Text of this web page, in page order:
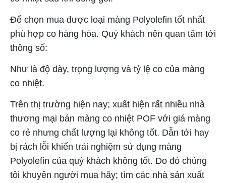
Để chọn mua được loại màng Polyolefin tốt nhất
phù hợp co hàng hóa. Quý khách nên quan tâm tới
thông số:
Như là độ dày, trọng lượng và tỷ lệ co của màng
co nhiệt.
Trên thị trường hiện nay; xuất hiện rất nhiều nhà
thương mại bán màng co nhiệt POF với giá màng
co rẻ nhưng chất lượng lại không tốt. Dẫn tới hay
bị rách lỗi khiến trải nghiệm sử dụng màng
Polyolefin của quý khách không tốt. Do đó chúng
tôi khuyên người mua hãy; tìm các nhà sản xuất